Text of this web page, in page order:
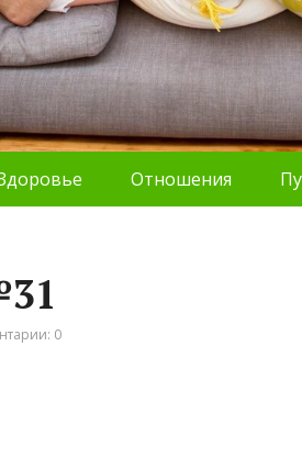
Отношения
0